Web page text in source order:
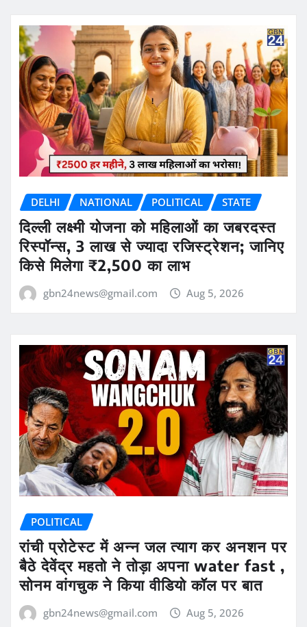
DELHI NATIONAL POLITICAL STATE
दिल्ली लक्ष्मी योजना को महिलाओं का जबरदस्त
रिस्पॉन्स, 3 लाख से ज्यादा रजिस्ट्रेशन; जानिए
किसे मिलेगा ₹2,500 का लाभ
gbn24news@gmail.com Aug 5, 2026
POLITICAL
रांची प्रोटेस्ट में अन्न जल त्याग कर अनशन पर
बैठे देवेंद्र महतो ने तोड़ा अपना water fast ,
सोनम वांगचुक ने किया वीडियो कॉल पर बात
gbn24news@gmail.com Aug 5, 2026